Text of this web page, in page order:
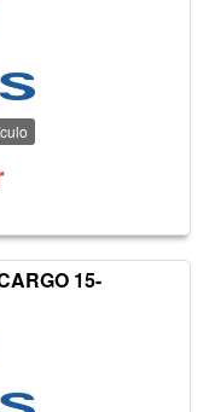
15-